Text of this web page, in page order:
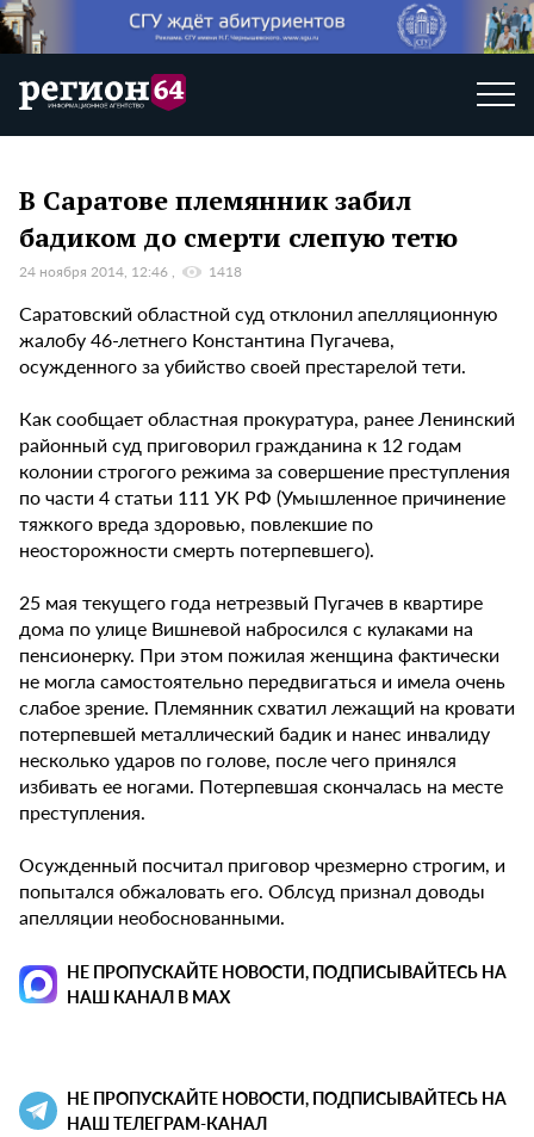
В Саратове племянник забил
бадиком до смерти слепую тетю
24 ноября 2014, 12:46 1418
Саратовский областной суд отклонил апелляционную
жалобу 46-летнего Константина Пугачева,
осужденного за убийство своей престарелой тети.
Как сообщает областная прокуратура, ранее Ленинский
районный суд приговорил гражданина к 12 годам
колонии строгого режима за совершение преступления
по части 4 статьи 111 УК РФ (Умышленное причинение
тяжкого вреда здоровью, повлекшие по
неосторожности смерть потерпевшего).
25 мая текущего года нетрезвый Пугачев в квартире
дома по улице Вишневой набросился с кулаками на
пенсионерку. При этом пожилая женщина фактически
не могла самостоятельно передвигаться и имела очень
слабое зрение. Племянник схватил лежащий на кровати
потерпевшей металлический бадик и нанес инвалиду
несколько ударов по голове, после чего принялся
избивать ее ногами. Потерпевшая скончалась на месте
преступления.
Осужденный посчитал приговор чрезмерно строгим, и
попытался обжаловать его. Облсуд признал доводы
апелляции необоснованными.
НЕ ПРОПУСКАЙТЕ НОВОСТИ, ПОДПИСЫВАЙТЕСЬ НА
НАШ КАНАЛ В MAX
НЕ ПРОПУСКАЙТЕ НОВОСТИ, ПОДПИСЫВАЙТЕСЬ НА
НАШ ТЕЛЕГРАМ-КАНАЛ